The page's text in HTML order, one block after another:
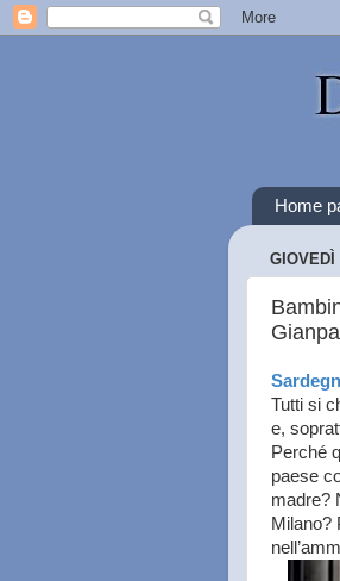
Home
GIOVEDÌ
Tutti si
e,
Perché
paese
madre?
Milano?